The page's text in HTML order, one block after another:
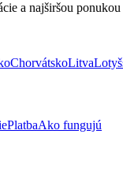
a najširšou ponukou
ChorvátskoLitva
PlatbaAko fungujú